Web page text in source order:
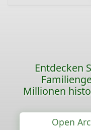
Entdecken
Millionen
Open